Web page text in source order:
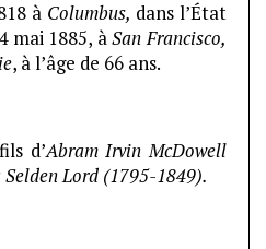
à Columbus, dans l’État
mai 1885, àSan Francisco,
, à l’âge de 66 ans.
d’Abram Irvin McDowell
Selden Lord (1795-1849).